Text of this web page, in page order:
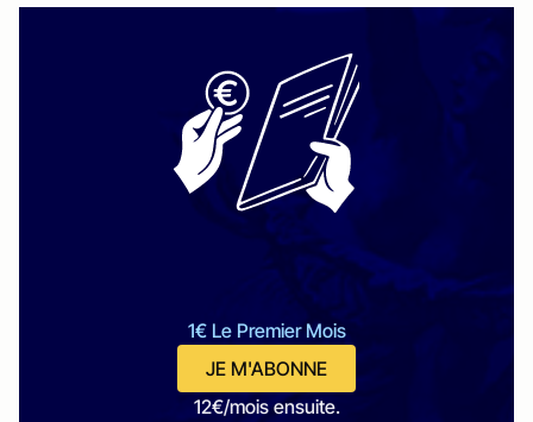
1€ Le Premier Mois
JE M'ABONNE
12€/mois ensuite.